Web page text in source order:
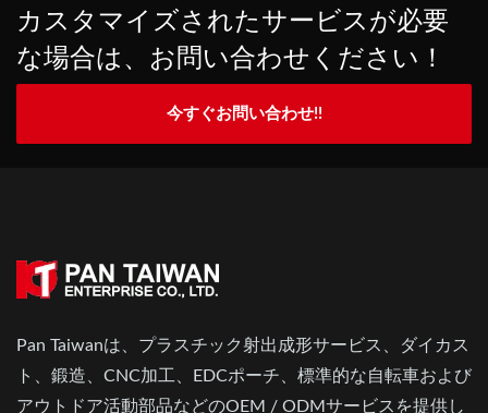
カスタマイズされたサービスが必要
な場合は、お問い合わせください！
今すぐお問い合わせ!!
Pan Taiwanは、プラスチック射出成形サービス、ダイカス
ト、鍛造、CNC加工、EDCポーチ、標準的な自転車および
アウトドア活動部品などのOEM / ODMサービスを提供し